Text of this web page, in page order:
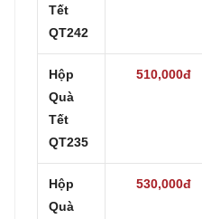
Tết
QT242
Hộp
Quà
Tết
QT235
510,000đ
Hộp
Quà
530,000đ